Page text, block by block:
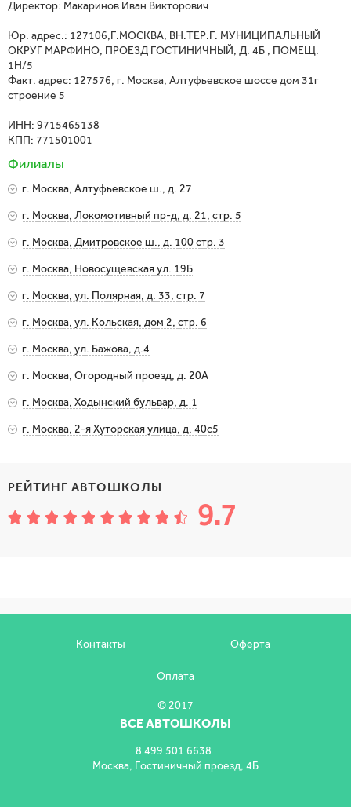
Директор: Макаринов Иван Викторович
Юр. адрес.: 127106,Г.МОСКВА, ВН.ТЕР.Г. МУНИЦИПАЛЬНЫЙ
ОКРУГ МАРФИНО, ПРОЕЗД ГОСТИНИЧНЫЙ, Д. 4Б , ПОМЕЩ.
1Н/5
Факт. адрес: 127576, г. Москва, Алтуфьевское шоссе дом 31г
строение 5
ИНН: 9715465138
КПП: 771501001
Филиалы
г. Москва, Алтуфьевское ш., д. 27
Метро: Отрадное
г. Москва, Алтуфьевское ш., д. 31г строение 5
г. Москва, Локомотивный пр-д, д. 21, стр. 5
Метро: Окружная, Петровско-Разумовская
г. Москва, Локомотивный пр-д, д. 21, стр. 5
г. Москва, Дмитровское ш., д. 100 стр. 3
Метро: Селигерская
г. Москва, Дмитровское ш., д. 100 стр. 3
г. Москва, Новосущевская ул. 19Б
Метро: Марьина Роща
г. Москва, Новосущевская ул. 19Б
г. Москва, ул. Полярная, д. 33, стр. 7
Метро: Медведково
г. Москва, ул. Полярная, д. 33, стр. 7
г. Москва, ул. Кольская, дом 2, стр. 6
Метро: Свиблово
г. Москва, ул. Кольская, дом 2, стр. 6
г. Москва, ул. Бажова, д.4
Метро: ВДНХ
г. Москва, ул. Бажова, д.4
г. Москва, Огородный проезд, д. 20А
Метро: Бутырская
г. Москва, Огородный проезд, д. 20А
г. Москва, Ходынский бульвар, д. 1
Метро: Динамо
г. Москва, Ходынский бульвар, д. 1
г. Москва, 2-я Хуторская улица, д. 40с5
РЕЙТИНГ АВТОШКОЛЫ
9.7
Контакты Оферта
Оплата
© 2017
ВСЕ АВТОШКОЛЫ
8 499 501 6638
Москва, Гостиничный проезд, 4Б